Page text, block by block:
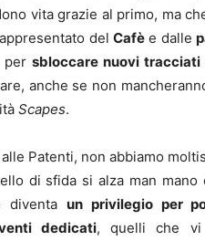
vita grazie al primo, ma
del Cafèe dalle
per sbloccare nuovi tracciati
anche se non
Scapes.
Patenti, non abbiamo
di sfida si alza man
diventa un privilegio per
dedicati, quelli che vi